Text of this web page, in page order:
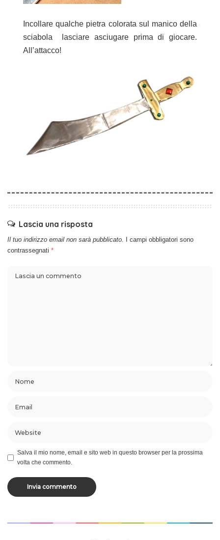
Incollare qualche pietra colorata sul manico della
sciabola lasciare asciugare prima di giocare.
All’attacco!
Lascia una risposta
Il tuo indirizzo email non sarà pubblicato.
I campi obbligatori sono
contrassegnati *
Salva il mio nome, email e sito web in questo browser per la prossima
volta che commento.